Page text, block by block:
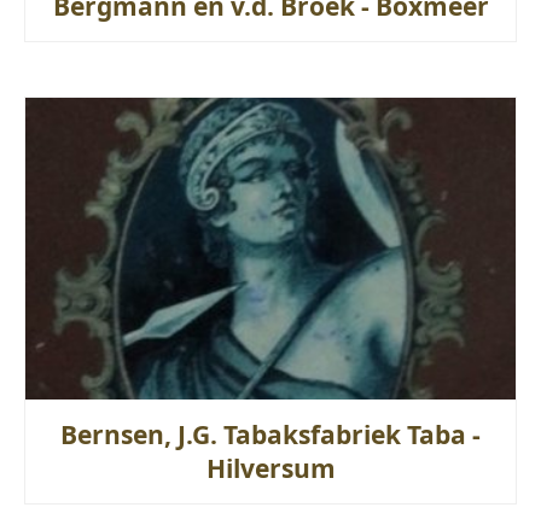
Bernsen, J.G. Tabaksfabriek Taba -
Hilversum